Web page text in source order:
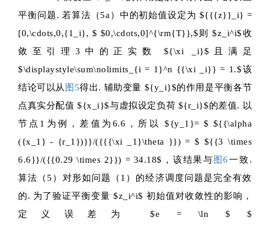
平衡问题. 若算法（5a）中的初始值设定为 ${{{z}}_i} =
[0,\cdots,0,{1_i}, $ $0,\cdots,0]^{\rm{T}},$则 $z_i^i$收
敛至引理3中的正实数 ${\xi _i}$ 且满足
$\displaystyle\sum\nolimits_{i = 1}^n {{\xi _i}} = 1.$该
结论可以从 图5得出. 辅助变量 ${y_i}$的作用是平衡各节
点真实分配值${x_i}$与虚拟设定负荷 ${r_i}$的差值. 以
节点1为例，差值为6.6，所以${y_1}= $ ${{\alpha
({x_1} - {r_1})}}/({{{\xi _1}\theta }}) = $ ${{3 \times
6.6}}/({{0.29 \times 2}}) = 34.18$ ，该结果与 图6一致.
算法（5）对形如问题（1）的经济调度问题是完全有效
的. 为了验证平衡变量$z_i^i$ 初始值对收敛性的影响，
定义误差为$e = \ln $
$